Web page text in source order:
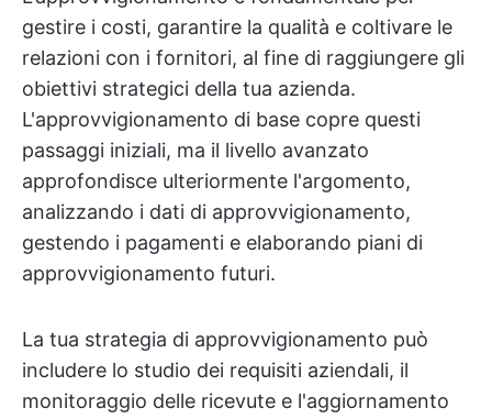
gestire i costi, garantire la qualità e coltivare le
relazioni con i fornitori, al fine di raggiungere gli
obiettivi strategici della tua azienda.
L'approvvigionamento di base copre questi
passaggi iniziali, ma il livello avanzato
approfondisce ulteriormente l'argomento,
analizzando i dati di approvvigionamento,
gestendo i pagamenti e elaborando piani di
approvvigionamento futuri.
La tua strategia di approvvigionamento può
includere lo studio dei requisiti aziendali, il
monitoraggio delle ricevute e l'aggiornamento